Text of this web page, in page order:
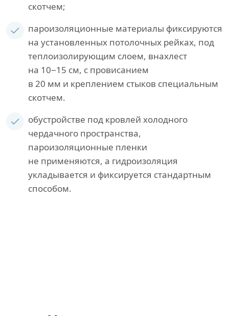
скотчем;
пароизоляционные материалы фиксируются
на установленных потолочных рейках, под
теплоизолирующим слоем, внахлест
на 10−15 см, с провисанием
в 20 мм и креплением стыков специальным
скотчем.
обустройстве под кровлей холодного
чердачного пространства,
пароизоляционные пленки
не применяются, а гидроизоляция
укладывается и фиксируется стандартным
способом.